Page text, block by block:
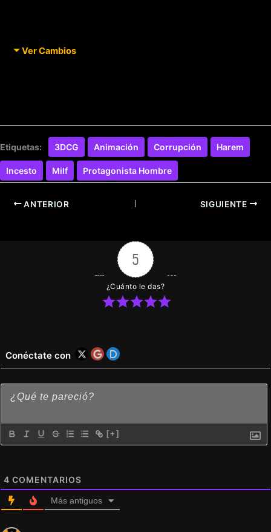
Ver Cambios
Etiquetas: 3DCG Animación Corrupción Harem
Incesto Milf Protagonista Hombre
ANTERIOR SIGUIENTE
5
¿Cuánto le das?
Conéctate con
[+]
4 COMENTARIOS
Más antiguos